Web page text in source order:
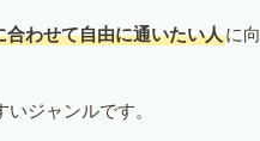
合わせて自由に通いたい人に向
ジャンルです。